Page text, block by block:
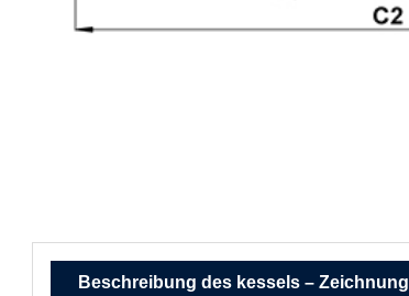
Beschreibung des kessels – Zeichnung